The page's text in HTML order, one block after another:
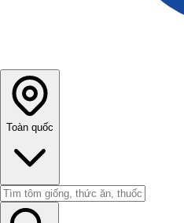
Toàn quốc